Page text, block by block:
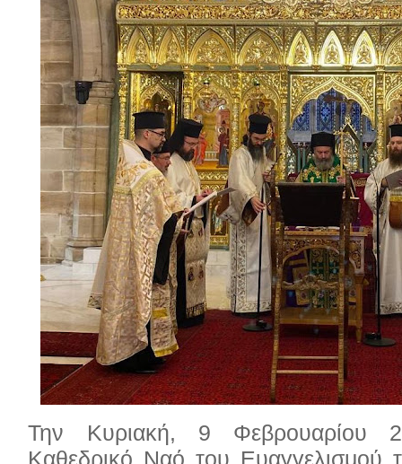
Την Κυριακή, 9 Φεβρουαρίου
Καθεδρικό Ναό του Ευαγγελισμού